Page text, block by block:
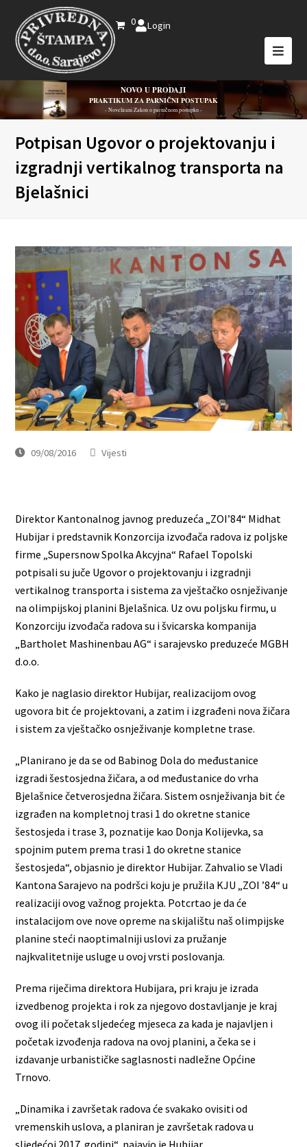
0 Login
NOVO U PRODAJI
PRAKTIKUM ZA PARNIČNI POSTUPAK
- Novelirani Zakon o parničnom postupku -
Potpisan Ugovor o projektovanju i
izgradnji vertikalnog transporta na
Bjelašnici
09/08/2016 Vijesti
Direktor Kantonalnog javnog preduzeća „ZOI’84“ Midhat
Hubijar i predstavnik Konzorcija izvođača radova iz poljske
firme „Supersnow Spolka Akcyjna“ Rafael Topolski
potpisali su juče Ugovor o projektovanju i izgradnji
vertikalnog transporta i sistema za vještačko osnježivanje
na olimpijskoj planini Bjelašnica. Uz ovu poljsku firmu, u
Konzorciju izvođača radova su i švicarska kompanija
„Bartholet Mashinenbau AG“ i sarajevsko preduzeće MGBH
d.o.o.
Kako je naglasio direktor Hubijar, realizacijom ovog
ugovora bit će projektovani, a zatim i izgrađeni nova žičara
i sistem za vještačko osnježivanje kompletne trase.
„Planirano je da se od Babinog Dola do međustanice
izgradi šestosjedna žičara, a od međustanice do vrha
Bjelašnice četverosjedna žičara. Sistem osnježivanja bit će
izgrađen na kompletnoj trasi 1 do okretne stanice
šestosjeda i trase 3, poznatije kao Donja Kolijevka, sa
spojnim putem prema trasi 1 do okretne stanice
šestosjeda“, objasnio je direktor Hubijar. Zahvalio se Vladi
Kantona Sarajevo na podršci koju je pružila KJU „ZOI ’84“ u
realizaciji ovog važnog projekta. Potcrtao je da će
instalacijom ove nove opreme na skijalištu naš olimpijske
planine steći naoptimalniji uslovi za pružanje
najkvalitetnije usluge u ovoj vrsti poslovanja.
Prema riječima direktora Hubijara, pri kraju je izrada
izvedbenog projekta i rok za njegovo dostavljanje je kraj
ovog ili početak sljedećeg mjeseca za kada je najavljen i
početak izvođenja radova na ovoj planini, a čeka se i
izdavanje urbanističke saglasnosti nadležne Općine
Trnovo.
„Dinamika i završetak radova će svakako ovisiti od
vremenskih uslova, a planiran je završetak radova u
sljedećoj 2017. godini“, najavio je Hubijar.